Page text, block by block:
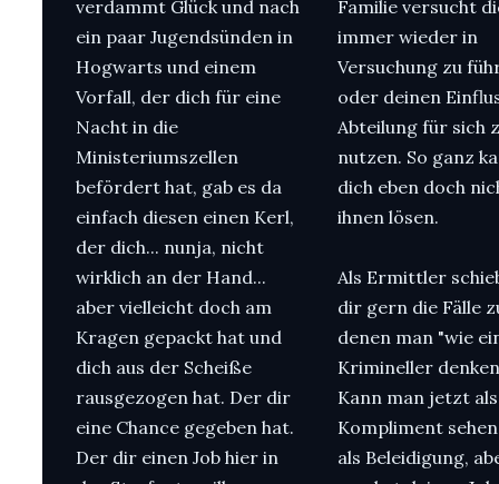
verdammt Glück und nach
ein paar Jugendsünden in
Hogwarts und einem
Vorfall, der dich für eine
Nacht in die
Ministeriumszellen
befördert hat, gab es da
einfach diesen einen Kerl,
der dich... nunja, nicht
wirklich an der Hand...
aber vielleicht doch am
Kragen gepackt hat und
dich aus der Scheiße
rausgezogen hat. Der dir
eine Chance gegeben hat.
Der dir einen Job hier in
Familie versucht
immer wieder in
Versuchung zu
oder deinen
Abteilung für sich
nutzen. So ganz
dich eben doch
ihnen lösen.
Als Ermittler
dir gern die Fälle
denen man "wie
Krimineller
Kann man jetzt als
Kompliment
als Beleidigung,